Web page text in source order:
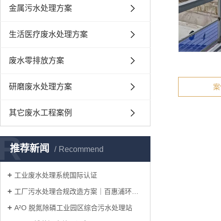
金属污水处理方案
生活医疗废水处理方案
废水零排放方案
研磨废水处理方案
其它废水工程案例
推荐新闻 Recommend
工业废水处理系统国际认证
工厂污水处理合规改造方案｜百惠浦环保一站式完成厂区达标升级
A²O 脱氮除磷工业园区综合污水处理站